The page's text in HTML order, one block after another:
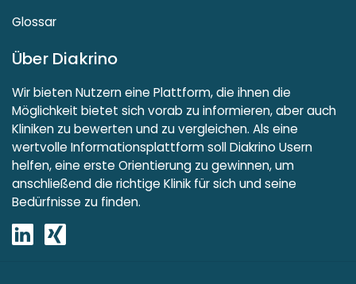
Glossar
Über Diakrino
Wir bieten Nutzern eine Plattform, die ihnen die
Möglichkeit bietet sich vorab zu informieren, aber auch
Kliniken zu bewerten und zu vergleichen. Als eine
wertvolle Informationsplattform soll Diakrino Usern
helfen, eine erste Orientierung zu gewinnen, um
anschließend die richtige Klinik für sich und seine
Bedürfnisse zu finden.